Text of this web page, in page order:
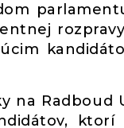
na Radboud